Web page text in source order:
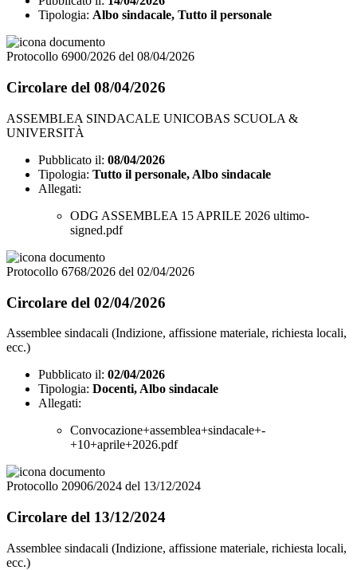
Tipologia: Albo sindacale, Tutto il personale
Protocollo 6900/2026 del 08/04/2026
Circolare del 08/04/2026
ASSEMBLEA SINDACALE UNICOBAS SCUOLA &
UNIVERSITÀ
Pubblicato il: 08/04/2026
Tipologia: Tutto il personale, Albo sindacale
Allegati:
ODG ASSEMBLEA 15 APRILE 2026 ultimo-
signed.pdf
Protocollo 6768/2026 del 02/04/2026
Circolare del 02/04/2026
Assemblee sindacali (Indizione, affissione materiale, richiesta locali,
ecc.)
Pubblicato il: 02/04/2026
Tipologia: Docenti, Albo sindacale
Allegati:
Convocazione+assemblea+sindacale+-
+10+aprile+2026.pdf
Protocollo 20906/2024 del 13/12/2024
Circolare del 13/12/2024
Assemblee sindacali (Indizione, affissione materiale, richiesta locali,
ecc.)